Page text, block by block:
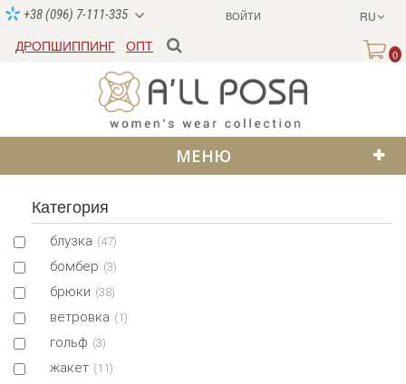
ВОЙТИ RU
+38 (096) 7-111-335
ДРОПШИППИНГ ОПТ
0
МЕНЮ
Категория
блузка (47)
бомбер (3)
брюки (38)
ветровка (1)
гольф (3)
жакет (11)